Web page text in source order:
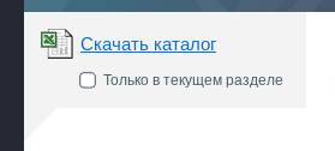
Скачать каталог
Только в текущем разделе